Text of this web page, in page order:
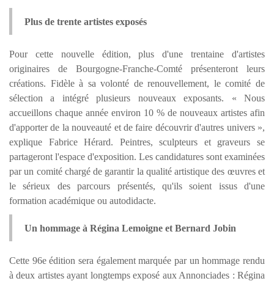
Plus de trente artistes exposés
Pour cette nouvelle édition, plus d'une trentaine d'artistes
originaires de Bourgogne-Franche-Comté présenteront leurs
créations. Fidèle à sa volonté de renouvellement, le comité de
sélection a intégré plusieurs nouveaux exposants. « Nous
accueillons chaque année environ 10 % de nouveaux artistes afin
d'apporter de la nouveauté et de faire découvrir d'autres univers »,
explique Fabrice Hérard. Peintres, sculpteurs et graveurs se
partageront l'espace d'exposition. Les candidatures sont examinées
par un comité chargé de garantir la qualité artistique des œuvres et
le sérieux des parcours présentés, qu'ils soient issus d'une
formation académique ou autodidacte.
Un hommage à Régina Lemoigne et Bernard Jobin
Cette 96e édition sera également marquée par un hommage rendu
à deux artistes ayant longtemps exposé aux Annonciades : Régina